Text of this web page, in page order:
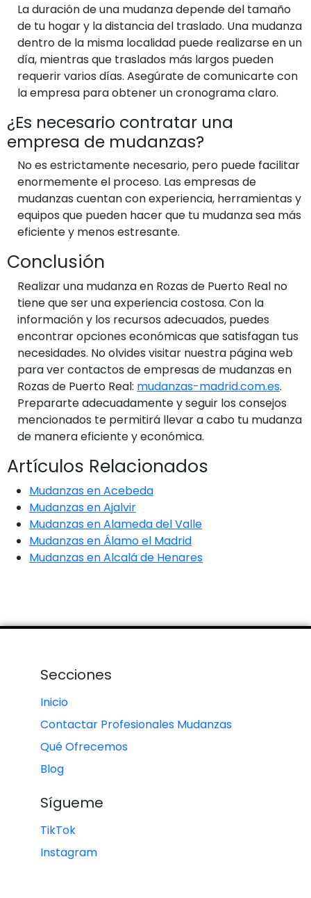
La duración de una mudanza depende del tamaño
de tu hogar y la distancia del traslado. Una mudanza
dentro de la misma localidad puede realizarse en un
día, mientras que traslados más largos pueden
requerir varios días. Asegúrate de comunicarte con
la empresa para obtener un cronograma claro.
¿Es necesario contratar una
empresa de mudanzas?
No es estrictamente necesario, pero puede facilitar
enormemente el proceso. Las empresas de
mudanzas cuentan con experiencia, herramientas y
equipos que pueden hacer que tu mudanza sea más
eficiente y menos estresante.
Conclusión
Realizar una mudanza en Rozas de Puerto Real no
tiene que ser una experiencia costosa. Con la
información y los recursos adecuados, puedes
encontrar opciones económicas que satisfagan tus
necesidades. No olvides visitar nuestra página web
para ver contactos de empresas de mudanzas en
Rozas de Puerto Real: mudanzas-madrid.com.es.
Prepararte adecuadamente y seguir los consejos
mencionados te permitirá llevar a cabo tu mudanza
de manera eficiente y económica.
Artículos Relacionados
Mudanzas en Acebeda
Mudanzas en Ajalvir
Mudanzas en Alameda del Valle
Mudanzas en Álamo el Madrid
Mudanzas en Alcalá de Henares
Secciones
Inicio
Contactar Profesionales Mudanzas
Qué Ofrecemos
Blog
Sígueme
TikTok
Instagram